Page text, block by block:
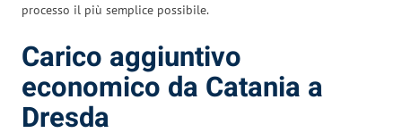
processo il più semplice possibile.
Carico aggiuntivo
economico da Catania a
Dresda